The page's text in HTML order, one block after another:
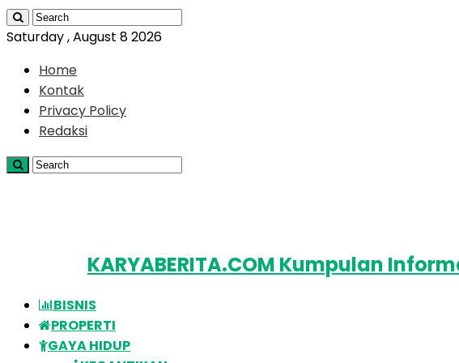
Saturday , August 8 2026
Home
Kontak
Privacy Policy
Redaksi
KARYABERITA.COM Kumpulan
BISNIS
PROPERTI
GAYA HIDUP